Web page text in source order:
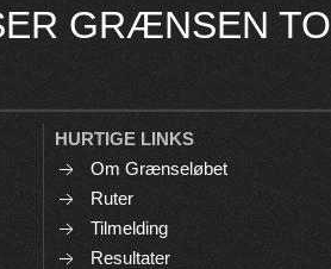
GRÆNSEN TO
HURTIGE LINKS
Om Grænseløbet
Ruter
Tilmelding
Resultater